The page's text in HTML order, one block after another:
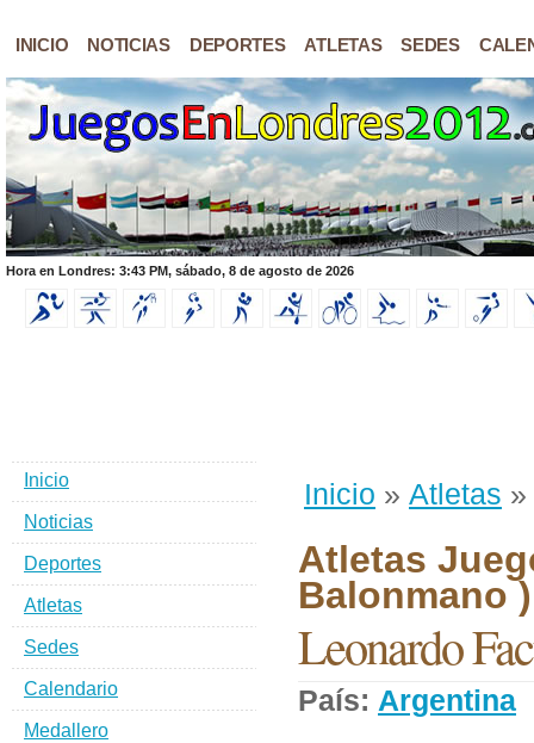
INICIO NOTICIAS DEPORTES ATLETAS SEDES
Hora en Londres: 3:43 PM, sábado, 8 de agosto de 2026
Inicio » Atletas »
Atletas
Balonmano )
Leonardo
País: Argentina
Inicio
Noticias
Deportes
Atletas
Sedes
Calendario
Medallero